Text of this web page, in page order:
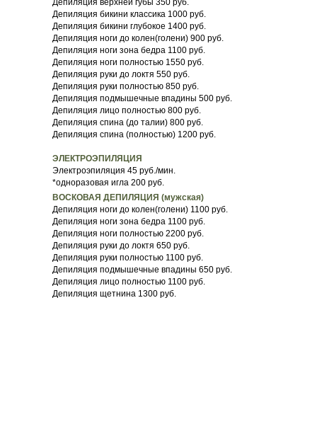
Депиляция верхней губы 350 руб.
Депиляция бикини классика 1000 руб.
Депиляция бикини глубокое 1400 руб.
Депиляция ноги до колен(голени) 900 руб.
Депиляция ноги зона бедра 1100 руб.
Депиляция ноги полностью 1550 руб.
Депиляция руки до локтя 550 руб.
Депиляция руки полностью 850 руб.
Депиляция подмышечные впадины 500 руб.
Депиляция лицо полностью 800 руб.
Депиляция спина (до талии) 800 руб.
Депиляция спина (полностью) 1200 руб.
ЭЛЕКТРОЭПИЛЯЦИЯ
Электроэпиляция 45 руб./мин.
*одноразовая игла 200 руб.
ВОСКОВАЯ ДЕПИЛЯЦИЯ (мужская)
Депиляция ноги до колен(голени) 1100 руб.
Депиляция ноги зона бедра 1100 руб.
Депиляция ноги полностью 2200 руб.
Депиляция руки до локтя 650 руб.
Депиляция руки полностью 1100 руб.
Депиляция подмышечные впадины 650 руб.
Депиляция лицо полностью 1100 руб.
Депиляция щетнина 1300 руб.